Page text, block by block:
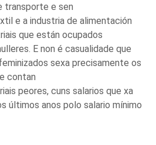
transporte e sen
e a industria de alimentación
que están ocupados
E non é casualidade que
sexa precisamente os
contan
peores, cuns salarios que xa
últimos anos polo salario mínimo